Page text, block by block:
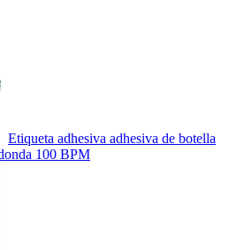
Etiqueta adhesiva adhesiva de botella
100 BPM